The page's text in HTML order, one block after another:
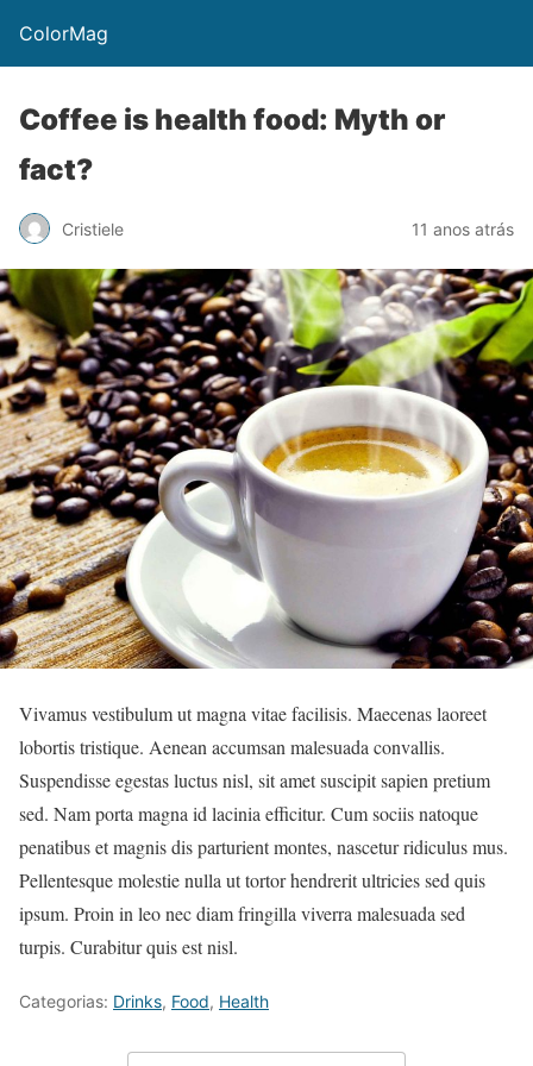
ColorMag
Coffee is health food: Myth or
fact?
Cristiele 11 anos atrás
Vivamus vestibulum ut magna vitae facilisis. Maecenas laoreet
lobortis tristique. Aenean accumsan malesuada convallis.
Suspendisse egestas luctus nisl, sit amet suscipit sapien pretium
sed. Nam porta magna id lacinia efficitur. Cum sociis natoque
penatibus et magnis dis parturient montes, nascetur ridiculus mus.
Pellentesque molestie nulla ut tortor hendrerit ultricies sed quis
ipsum. Proin in leo nec diam fringilla viverra malesuada sed
turpis. Curabitur quis est nisl.
Categorias: Drinks, Food, Health